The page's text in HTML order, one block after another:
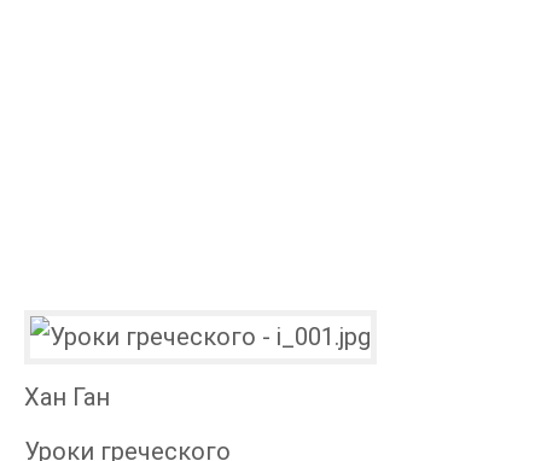
Хан Ган
Уроки греческого